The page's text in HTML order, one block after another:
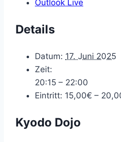
Outlook Live
Details
Datum: 17. Juni 2025
Zeit:
20:15 – 22:00
Eintritt: 15,00€ –
Kyodo Dojo